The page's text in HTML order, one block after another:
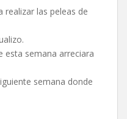
realizar las peleas de
esta semana arreciara
semana donde